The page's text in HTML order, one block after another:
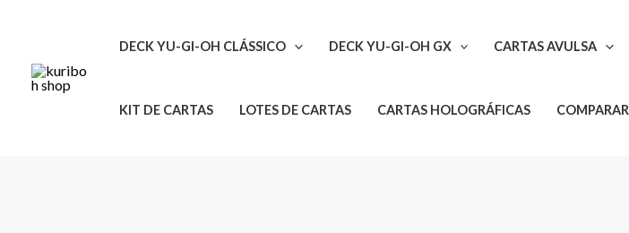
conteúdo
DECK YU-GI-OH CLÁSSICO DECK YU-GI-OH GX CARTAS AVULSA
KIT DE CARTAS LOTES DE CARTAS CARTAS HOLOGRÁFICAS COMPARAR
preço
R$150.00.
preço
R$100.00.
Yugi,
Kaiba,